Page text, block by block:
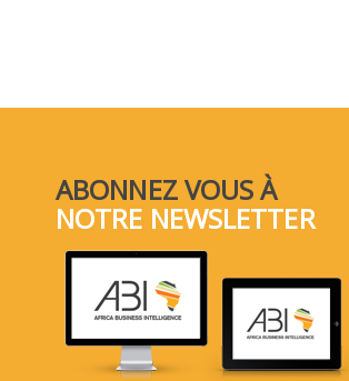
ABONNEZ VOUS À
NOTRE NEWSLETTER